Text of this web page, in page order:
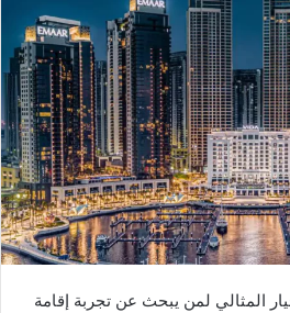
المثالي لمن يبحث عن تجربة إقامة